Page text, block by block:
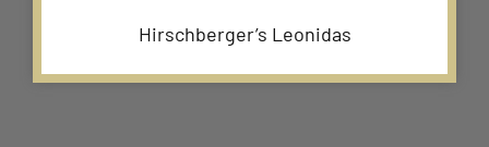
Hirschberger’s Leonidas